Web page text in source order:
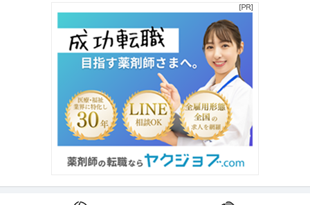
【職種】営業＞キャリアコンサルタント・キャリアカウンセラー 【業種】サ
ービス＞人材紹介・人材派遣…続きを見る
提供：ビズリーチ
海外営業 ／ 「アパレル製品海外営業」年休125日／世界28ヵ国以
上へ展開する高品質デニムのグローバル営業
株式会社ジャパンブルー
年間休日100日以上 産休・育休実績あり
【職種】営業＞海外営業 【業種】メーカー＞アパレル・ファッション ※会員
…続きを見る
法人営業 ／ 「東京支社／反響型／投資用不動産営業／」宅建手当